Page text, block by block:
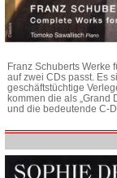
Franz Schuberts Werke
auf zwei CDs passt. Es
geschäftstüchtige
kommen die als „Grand
und die bedeutende C-